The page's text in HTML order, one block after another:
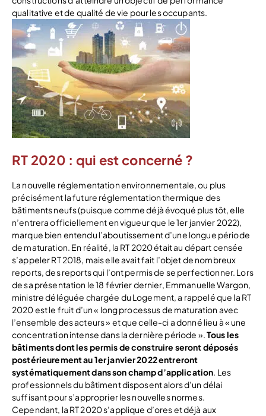
qualitative et de qualité de vie pour les occupants.
RT 2020 : qui est concerné ?
La nouvelle réglementation environnementale, ou plus
précisément la future réglementation thermique des
bâtiments neufs (puisque comme déjà évoqué plus tôt, elle
n’entrera officiellement en vigueur que le 1er janvier 2022),
marque bien entendu l’aboutissement d’une longue période
de maturation. En réalité, la RT 2020 était au départ censée
s’appeler RT 2018, mais elle avait fait l’objet de nombreux
reports, des reports qui l’ont permis de se perfectionner. Lors
de sa présentation le 18 février dernier, Emmanuelle Wargon,
ministre déléguée chargée du Logement, a rappelé que la RT
2020 est le fruit d’un « long processus de maturation avec
l’ensemble des acteurs » et que celle-ci a donné lieu à « une
concentration intense dans la dernière période ».Tous les
bâtiments dont les permis de construire seront déposés
postérieurement au 1er janvier 2022 entreront
systématiquement dans son champ d’application. Les
professionnels du bâtiment disposent alors d’un délai
suffisant pour s’approprier les nouvelles normes.
Cependant, la RT 2020 s’applique d’ores et déjà aux